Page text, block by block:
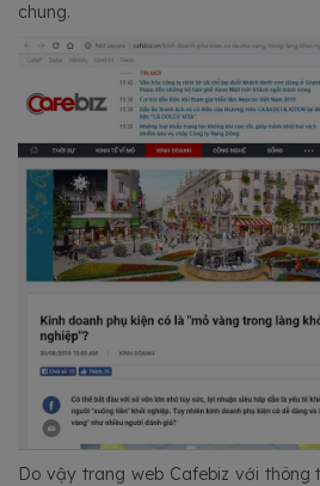
chung.
Do vậy trang web Cafebiz với